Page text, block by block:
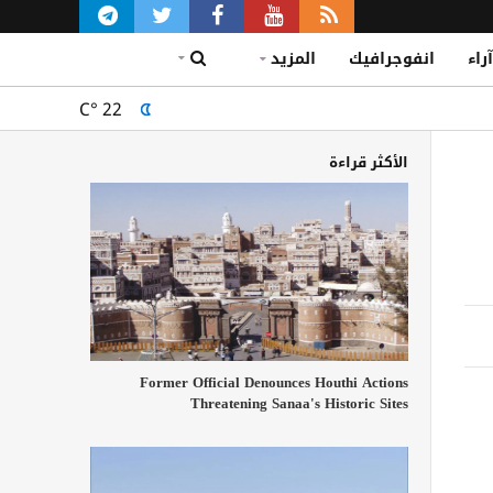
آراء انفوجرافيك المزيد
C° 22
الأكثر قراءة
Former Official Denounces Houthi Actions
Threatening Sanaa's Historic Sites